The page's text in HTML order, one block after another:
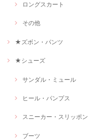
ロングスカート
その他
★ズボン・パンツ
★シューズ
サンダル・ミュール
ヒール・パンプス
スニーカー・スリッポン
ブーツ